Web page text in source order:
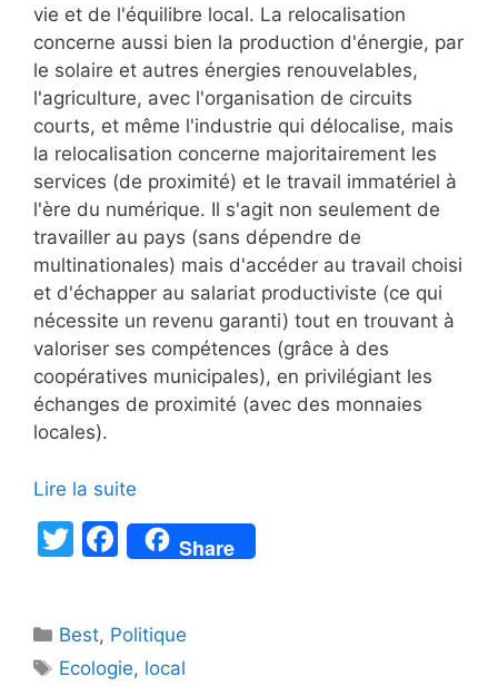
vie et de l'équilibre local. La relocalisation
concerne aussi bien la production d'énergie, par
le solaire et autres énergies renouvelables,
l'agriculture, avec l'organisation de circuits
courts, et même l'industrie qui délocalise, mais
la relocalisation concerne majoritairement les
services (de proximité) et le travail immatériel à
l'ère du numérique. Il s'agit non seulement de
travailler au pays (sans dépendre de
multinationales) mais d'accéder au travail choisi
et d'échapper au salariat productiviste (ce qui
nécessite un revenu garanti) tout en trouvant à
valoriser ses compétences (grâce à des
coopératives municipales), en privilégiant les
échanges de proximité (avec des monnaies
locales).
Lire la suite
T
er
F
a
e
Share
Catégories
Best, Politique
Étiquettes
Ecologie, local